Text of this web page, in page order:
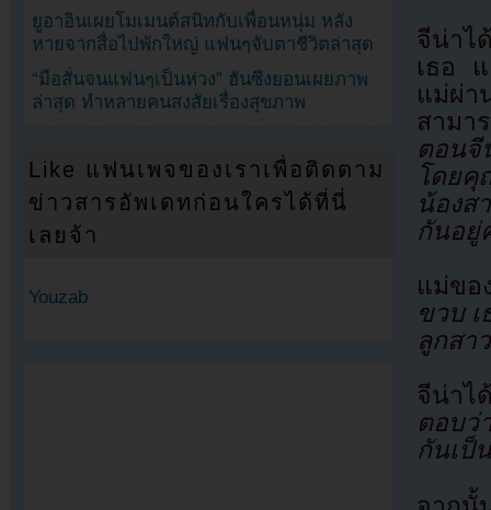
จีน่าไ
เธอ แ
แม่ผ่า
สามา
ตอนจี
โดยคุ
น้องส
กันอยู่
แม่ข
ขวบ
ลูกสา
จีน่าไ
ตอบว่
กันเป็
ยูอาอินเผยโมเมนต์สนิทกับเพื่อนหนุ่ม หลัง
หายจากสื่อไปพักใหญ่ แฟนๆจับตาชีวิตล่าสุด
“มือสั่นจนแฟนๆเป็นห่วง” ฮันซึงยอนเผยภาพ
ล่าสุด ทำหลายคนสงสัยเรื่องสุขภาพ
Like แฟนเพจของเราเพื่อติดตาม
ข่าวสารอัพเดทก่อนใครได้ที่นี่
เลยจ้า
Youzab